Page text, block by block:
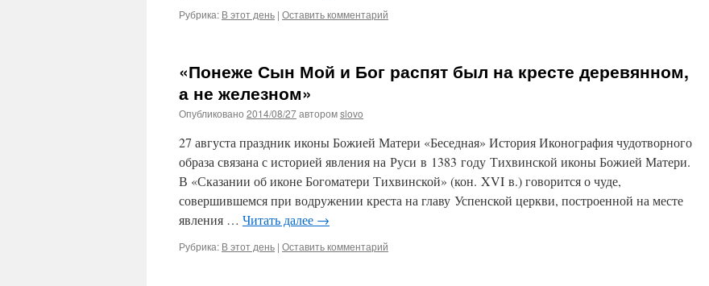
Рубрика: В этот день | Оставить комментарий
«Понеже Сын Мой и Бог распят был на кресте деревянном,
а не железном»
Опубликовано 2014/08/27авторомslovo
27 августа праздник иконы Божией Матери «Беседная» История Иконография чудотворного
образа связана с историей явления на Руси в 1383 году Тихвинской иконы Божией Матери.
В «Сказании об иконе Богоматери Тихвинской» (кон. XVI в.) говорится о чуде,
совершившемся при водружении креста на главу Успенской церкви, построенной на месте
явления … Читать далее →
Рубрика: В этот день | Оставить комментарий